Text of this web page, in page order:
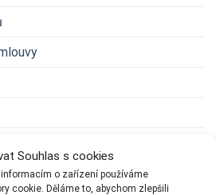
Souhlas s cookies
o zařízení používáme
cookie. Děláme to, abychom zlepšili